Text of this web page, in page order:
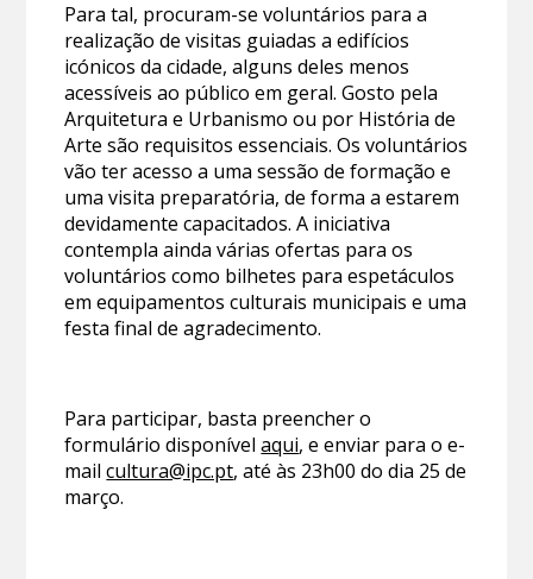
Para tal, procuram-se voluntários para a
realização de visitas guiadas a edifícios
icónicos da cidade, alguns deles menos
acessíveis ao público em geral. Gosto pela
Arquitetura e Urbanismo ou por História de
Arte são requisitos essenciais. Os voluntários
vão ter acesso a uma sessão de formação e
uma visita preparatória, de forma a estarem
devidamente capacitados. A iniciativa
contempla ainda várias ofertas para os
voluntários como bilhetes para espetáculos
em equipamentos culturais municipais e uma
festa final de agradecimento.
Para participar, basta preencher o
formulário disponívelaqui, e enviar para o e-
mailcultura@ipc.pt, até às 23h00 do dia 25 de
março.